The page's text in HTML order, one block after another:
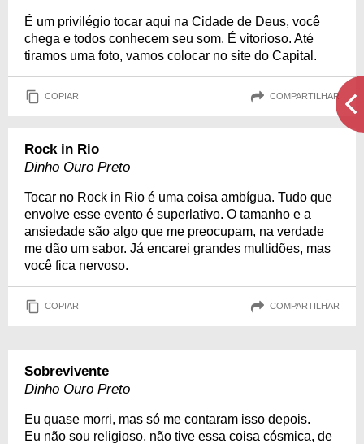
É um privilégio tocar aqui na Cidade de Deus, você
chega e todos conhecem seu som. É vitorioso. Até
tiramos uma foto, vamos colocar no site do Capital.
COPIAR COMPARTILHAR
Rock in Rio
Dinho Ouro Preto
Tocar no Rock in Rio é uma coisa ambígua. Tudo que
envolve esse evento é superlativo. O tamanho e a
ansiedade são algo que me preocupam, na verdade
me dão um sabor. Já encarei grandes multidões, mas
você fica nervoso.
COPIAR COMPARTILHAR
Sobrevivente
Dinho Ouro Preto
Eu quase morri, mas só me contaram isso depois.
Eu não sou religioso, não tive essa coisa cósmica, de